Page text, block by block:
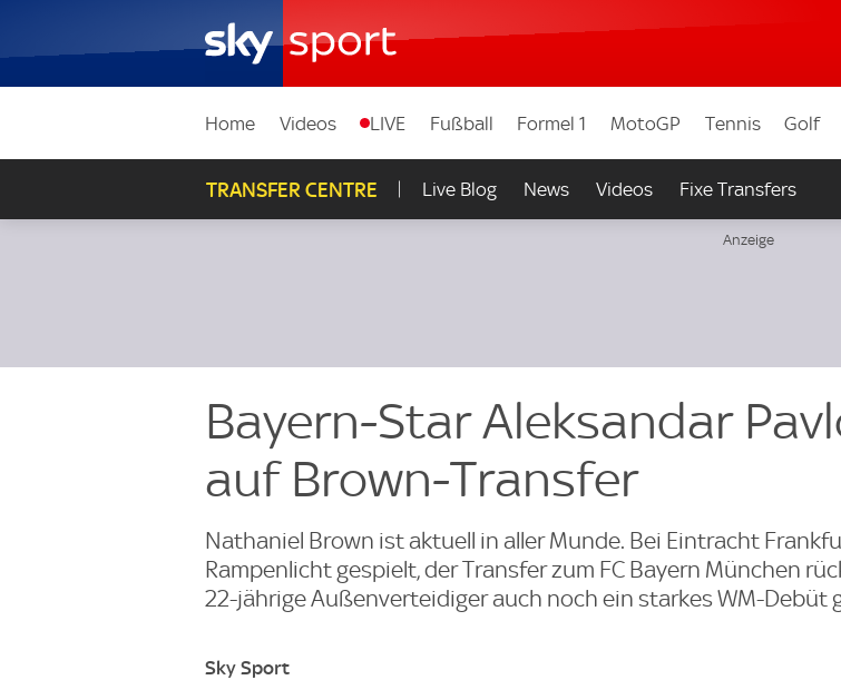
Home Videos LIVE Fußball Formel 1 MotoGP Tennis Golf
TRANSFER CENTRE Live Blog News Videos Fixe Transfers
Bayern-Star Aleksandar
auf Brown-Transfer
Nathaniel Brown ist aktuell in aller Munde. Bei Eintracht
Rampenlicht gespielt, der Transfer zum FC Bayern München
22-jährige Außenverteidiger auch noch ein starkes WM-Debüt
Sky Sport